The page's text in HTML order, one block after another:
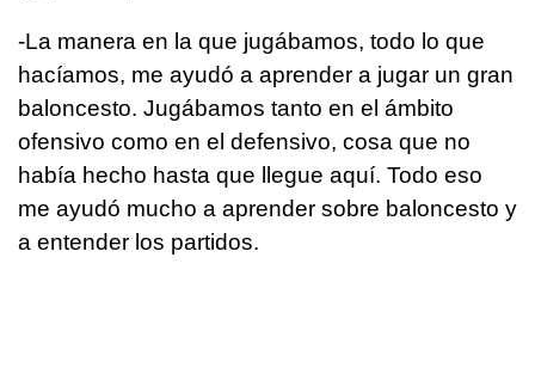
-La manera en la que jugábamos, todo lo que
hacíamos, me ayudó a aprender a jugar un gran
baloncesto. Jugábamos tanto en el ámbito
ofensivo como en el defensivo, cosa que no
había hecho hasta que llegue aquí. Todo eso
me ayudó mucho a aprender sobre baloncesto y
a entender los partidos.